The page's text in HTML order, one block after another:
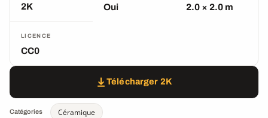
2K Oui 2.0 × 2.0 m
LICENCE
CC0
Télécharger 2K
Catégories Céramique